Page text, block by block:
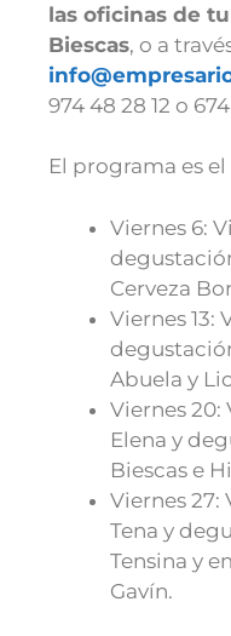
las oficinas de
Biescas, o a
974 48 28 12 o
El programa es
Viernes 6:
Cerveza
Viernes 13:
Abuela y
Viernes 20:
Elena y
Biescas e
Viernes 27:
Tena y
Tensina y
Gavín.